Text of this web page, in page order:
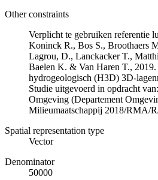
Other constraints
Verplicht te gebruiken referentie
Koninck R., Bos S., Broothaers
Lagrou, D., Lanckacker T.,
Baelen K. & Van Haren T.,
hydrogeologisch (H3D) 3D-
Studie uitgevoerd in opdracht
Omgeving (Departement
Milieumaatschappij 2018/RMA/
Spatial representation type
Vector
Denominator
50000